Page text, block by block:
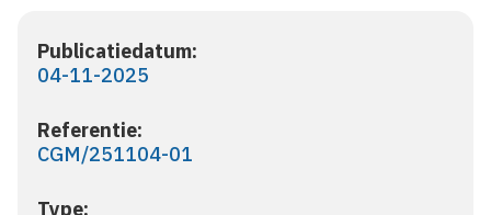
Publicatiedatum:
04-11-2025
Referentie:
CGM/251104-01
Type: